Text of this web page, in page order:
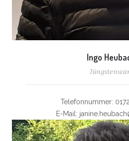
Ingo
Telefonnummer:
E-Mail: